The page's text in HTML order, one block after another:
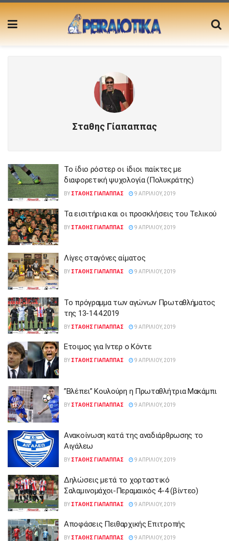
Σταθης Γίαπαππας
Το ίδιο ρόστερ οι ίδιοι παίκτες με
διαφορετική ψυχολογία (Πολυκράτης)
BY ΣΤΑΘΗΣ ΓΊΑΠΑΠΠΑΣ 9 ΑΠΡΙΛΊΟΥ, 2019
Τα εισιτήρια και οι προσκλήσεις του Τελικού
BY ΣΤΑΘΗΣ ΓΊΑΠΑΠΠΑΣ 9 ΑΠΡΙΛΊΟΥ, 2019
Λίγες σταγόνες αίματος
BY ΣΤΑΘΗΣ ΓΊΑΠΑΠΠΑΣ 9 ΑΠΡΙΛΊΟΥ, 2019
Το πρόγραμμα των αγώνων Πρωταθλήματος
της 13-14.4.2019
BY ΣΤΑΘΗΣ ΓΊΑΠΑΠΠΑΣ 9 ΑΠΡΙΛΊΟΥ, 2019
Ετοιμος για Ιντερ ο Κόντε
BY ΣΤΑΘΗΣ ΓΊΑΠΑΠΠΑΣ 9 ΑΠΡΙΛΊΟΥ, 2019
”Βλέπει” Κουλούρη η Πρωταθλήτρια Μακάμπι
BY ΣΤΑΘΗΣ ΓΊΑΠΑΠΠΑΣ 9 ΑΠΡΙΛΊΟΥ, 2019
Ανακοίνωση κατά της αναδιάρθρωσης το
Αιγάλεω
BY ΣΤΑΘΗΣ ΓΊΑΠΑΠΠΑΣ 9 ΑΠΡΙΛΊΟΥ, 2019
Δηλώσεις μετά το χορταστικό
Σαλαμινομάχοι-Περαμαικός 4-4 (βίντεο)
BY ΣΤΑΘΗΣ ΓΊΑΠΑΠΠΑΣ 9 ΑΠΡΙΛΊΟΥ, 2019
Αποφάσεις Πειθαρχικής Επιτροπής
BY ΣΤΑΘΗΣ ΓΊΑΠΑΠΠΑΣ 9 ΑΠΡΙΛΊΟΥ, 2019